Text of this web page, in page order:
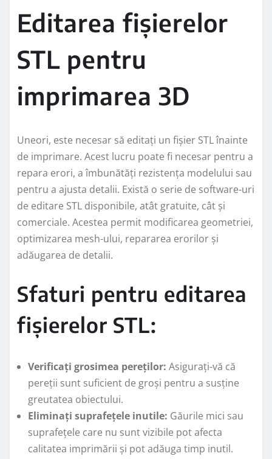
Editarea fișierelor
STL pentru
imprimarea 3D
Uneori, este necesar să editați un fișier STL înainte
de imprimare. Acest lucru poate fi necesar pentru a
repara erori, a îmbunătăți rezistența modelului sau
pentru a ajusta detalii. Există o serie de software-uri
de editare STL disponibile, atât gratuite, cât și
comerciale. Acestea permit modificarea geometriei,
optimizarea mesh-ului, repararea erorilor și
adăugarea de detalii.
Sfaturi pentru editarea
fișierelor STL:
Verificați grosimea pereților: Asigurați-vă că
pereții sunt suficient de groși pentru a susține
greutatea obiectului.
Eliminați suprafețele inutile: Găurile mici sau
suprafețele care nu sunt vizibile pot afecta
calitatea imprimării și pot adăuga timp inutil.